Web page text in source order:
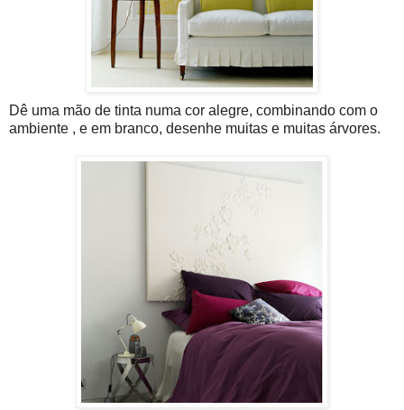
Dê uma mão de tinta numa cor alegre, combinando com o
ambiente , e em branco, desenhe muitas e muitas árvores.